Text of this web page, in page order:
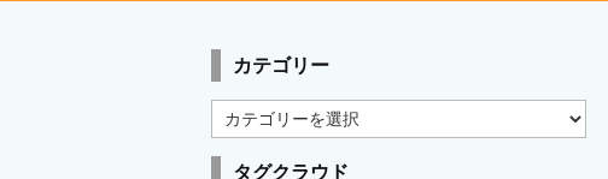
カテゴリー
カ
テ
ゴ タグクラウド